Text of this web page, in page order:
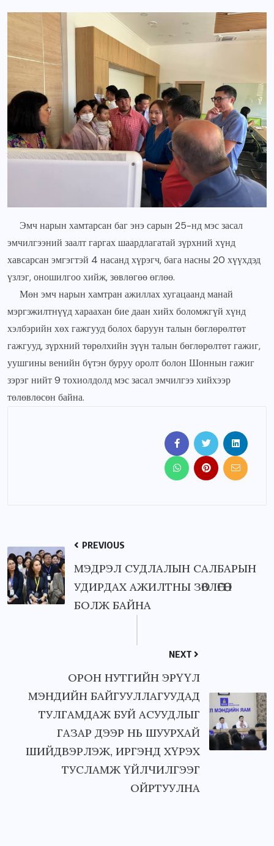
Эмч нарын хамтарсан баг энэ сарын 25-нд мэс засал
эмчилгээний заалт гаргах шаардлагатай зүрхний хүнд
хавсарсан эмгэгтэй 4 насанд хүрэгч, бага насны 20 хүүхдэд
үзлэг, оношилгоо хийж, зөвлөгөө өглөө.
Мөн эмч нарын хамтран ажиллах хугацаанд манай
мэргэжилтнүүд хараахан бие даан хийх боломжгүй хүнд
хэлбэрийн хөх гажгууд болох баруун талын бөглөрөлтөт
гажгууд, зүрхний төрөлхийн зүүн талын бөглөрөлтөт гажиг,
уушгины венийн бүтэн буруу оролт болон Шоннын гажиг
зэрэг нийт 9 тохиолдолд мэс засал эмчилгээ хийхээр
төлөвлөсөн байна.
PREVIOUS
МЭДРЭЛ СУДЛАЛЫН САЛБАРЫН
УДИРДАХ АЖИЛТНЫ ЗӨВЛӨГӨӨН
БОЛЖ БАЙНА
NEXT
ОРОН НУТГИЙН ЭРҮҮЛ
МЭНДИЙН БАЙГУУЛЛАГУУДАД
ТУЛГАМДАЖ БУЙ АСУУДЛЫГ
ГАЗАР ДЭЭР НЬ ШУУРХАЙ
ШИЙДВЭРЛЭЖ, ИРГЭНД ХҮРЭХ
ТУСЛАМЖ ҮЙЛЧИЛГЭЭГ
ОЙРТУУЛНА